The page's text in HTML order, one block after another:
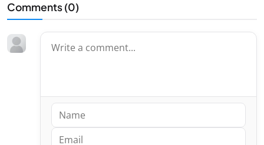
Comments (0)